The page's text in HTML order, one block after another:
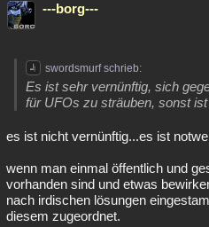
---borg---
swordsmurf schrieb:
Es ist sehr vernünftig, sich
für UFOs zu sträuben, sonst
es ist nicht vernünftig...es ist
wenn man einmal öffentlich und
vorhanden sind und etwas
nach irdischen lösungen
diesem zugeordnet.